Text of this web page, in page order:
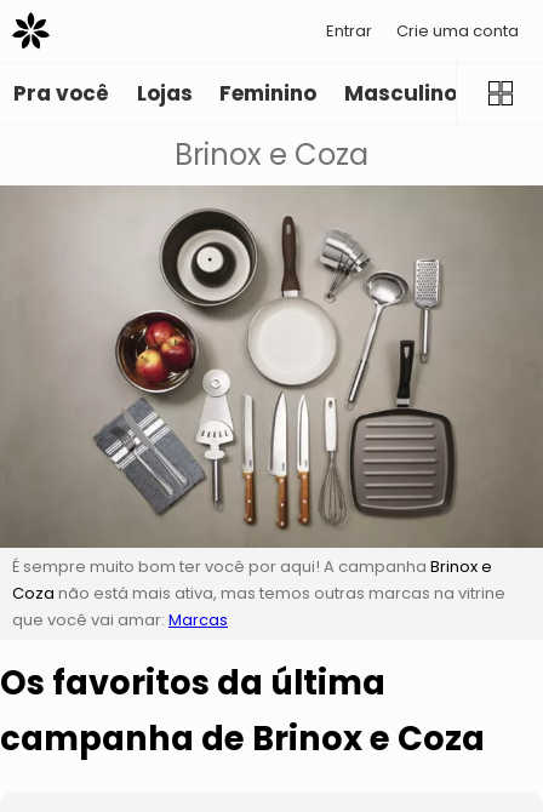
Entrar Crie uma conta
Pra você Lojas Feminino Masculino
Brinox e Coza
É sempre muito bom ter você por aqui! A campanha Brinox e
Coza não está mais ativa, mas temos outras marcas na vitrine
que você vai amar: Marcas
Os favoritos da última
campanha de Brinox e Coza